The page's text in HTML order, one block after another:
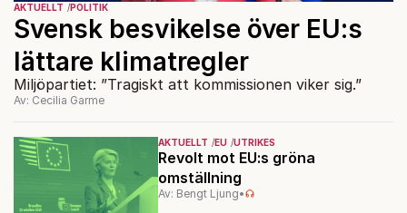
AKTUELLT EU UTRIKES
Revolt mot EU:s gröna
omställning
Av: Bengt Ljung•
AKTUELLT POLITIK
Svensk besvikelse över EU:s
lättare klimatregler
Miljöpartiet: ”Tragiskt att kommissionen viker sig.”
Av: Cecilia Garme